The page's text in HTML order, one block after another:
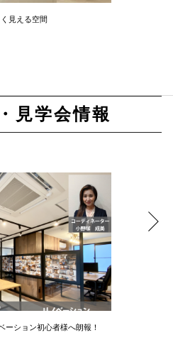
見える空間
見学会情報
ーション初心者様へ朗報！